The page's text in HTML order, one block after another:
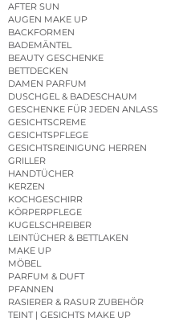
AFTER SUN
AUGEN MAKE UP
BACKFORMEN
BADEMÄNTEL
BEAUTY GESCHENKE
BETTDECKEN
DAMEN PARFUM
DUSCHGEL & BADESCHAUM
GESCHENKE FÜR JEDEN ANLASS
GESICHTSCREME
GESICHTSPFLEGE
GESICHTSREINIGUNG HERREN
GRILLER
HANDTÜCHER
KERZEN
KOCHGESCHIRR
KÖRPERPFLEGE
KUGELSCHREIBER
LEINTÜCHER & BETTLAKEN
MAKE UP
MÖBEL
PARFUM & DUFT
PFANNEN
RASIERER & RASUR ZUBEHÖR
TEINT | GESICHTS MAKE UP